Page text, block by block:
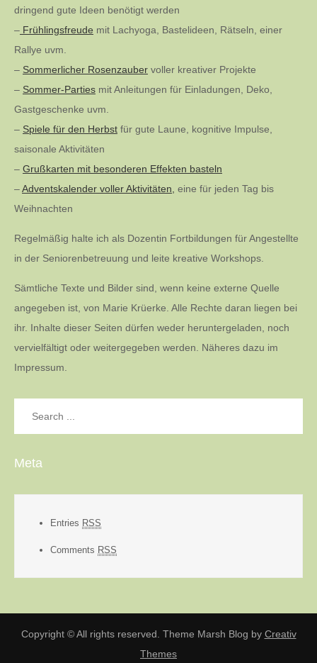
dringend gute Ideen benötigt werden
– Frühlingsfreude mit Lachyoga, Bastelideen, Rätseln, einer
Rallye uvm.
– Sommerlicher Rosenzauber voller kreativer Projekte
– Sommer-Parties mit Anleitungen für Einladungen, Deko,
Gastgeschenke uvm.
– Spiele für den Herbst für gute Laune, kognitive Impulse,
saisonale Aktivitäten
– Grußkarten mit besonderen Effekten basteln
–Adventskalender voller Aktivitäten, eine für jeden Tag bis
Weihnachten
Regelmäßig halte ich als Dozentin Fortbildungen für Angestellte
in der Seniorenbetreuung und leite kreative Workshops.
Sämtliche Texte und Bilder sind, wenn keine externe Quelle
angegeben ist, von Marie Krüerke. Alle Rechte daran liegen bei
ihr. Inhalte dieser Seiten dürfen weder heruntergeladen, noch
vervielfältigt oder weitergegeben werden. Näheres dazu im
Impressum.
Meta
Entries RSS
Comments RSS
Copyright © All rights reserved. Theme Marsh Blog by Creativ
Themes